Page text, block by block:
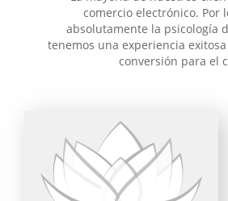
comercio electrónico. Por
absolutamente la psicología
tenemos una experiencia
conversión para el